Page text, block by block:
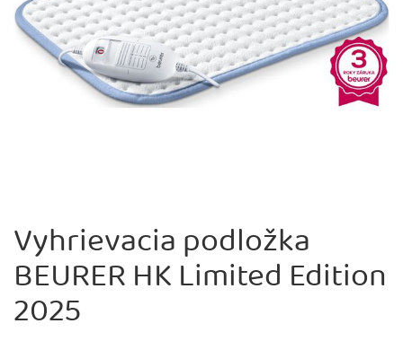
Vyhrievacia podložka
BEURER HK Limited Edition
2025